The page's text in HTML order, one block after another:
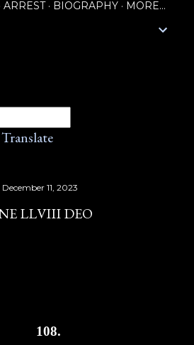
ARREST BIOGRAPHY MORE…
Translate
December 11, 2023
LLVIII DEO
108.